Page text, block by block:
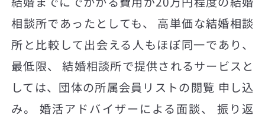
相談所であったとしても、 高単価な結婚相談
所と比較して出会える人もほぼ同一であり、
最低限、 結婚相談所で提供されるサービスと
しては、団体の所属会員リストの閲覧 申し込
み。 婚活アドバイザーによる面談、 振り返